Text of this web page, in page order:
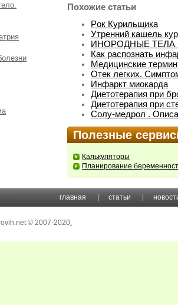
Похожие статьи
Pок Курильщика
Утренний кашель
ИНОРОДНЫЕ ТЕЛА
Как распознать
Медицинские
Отек легких.
Инфаркт миокарда
Диетотерапия при
Диетотерапия при
Солу-медрол .
Полезные
Калькуляторы
Планирование
главная статьи
© 2007-2020